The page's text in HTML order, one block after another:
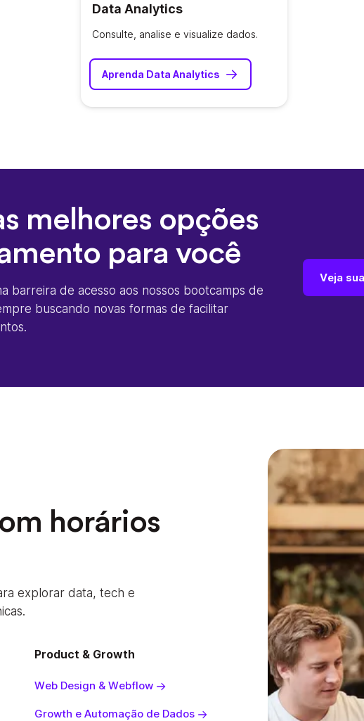
Data Analytics
Consulte, analise e visualize dados.
Aprenda Data Analytics
melhores opções
para você
barreira de acesso aos nossos bootcamps de
buscando novas formas de facilitar
Veja
horários
explorar data, tech e
Product & Growth
Web Design & Webflow
Growth e Automação de Dados